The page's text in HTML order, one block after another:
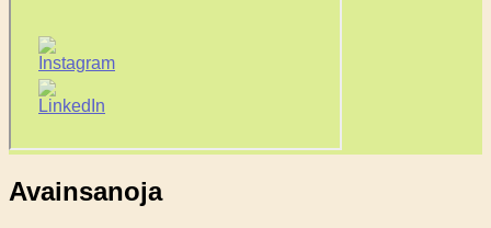
Avainsanoja